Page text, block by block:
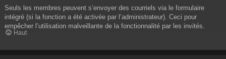
Seuls les membres peuvent s’envoyer des courriels via le formulaire
intégré (si la fonction a été activée par l’administrateur). Ceci pour
empêcher l’utilisation malveillante de la fonctionnalité par les invités.
Haut